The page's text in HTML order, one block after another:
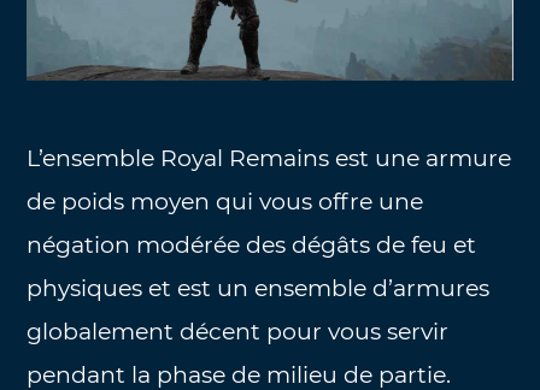
L’ensemble Royal Remains est une armure
de poids moyen qui vous offre une
négation modérée des dégâts de feu et
physiques et est un ensemble d’armures
globalement décent pour vous servir
pendant la phase de milieu de partie.